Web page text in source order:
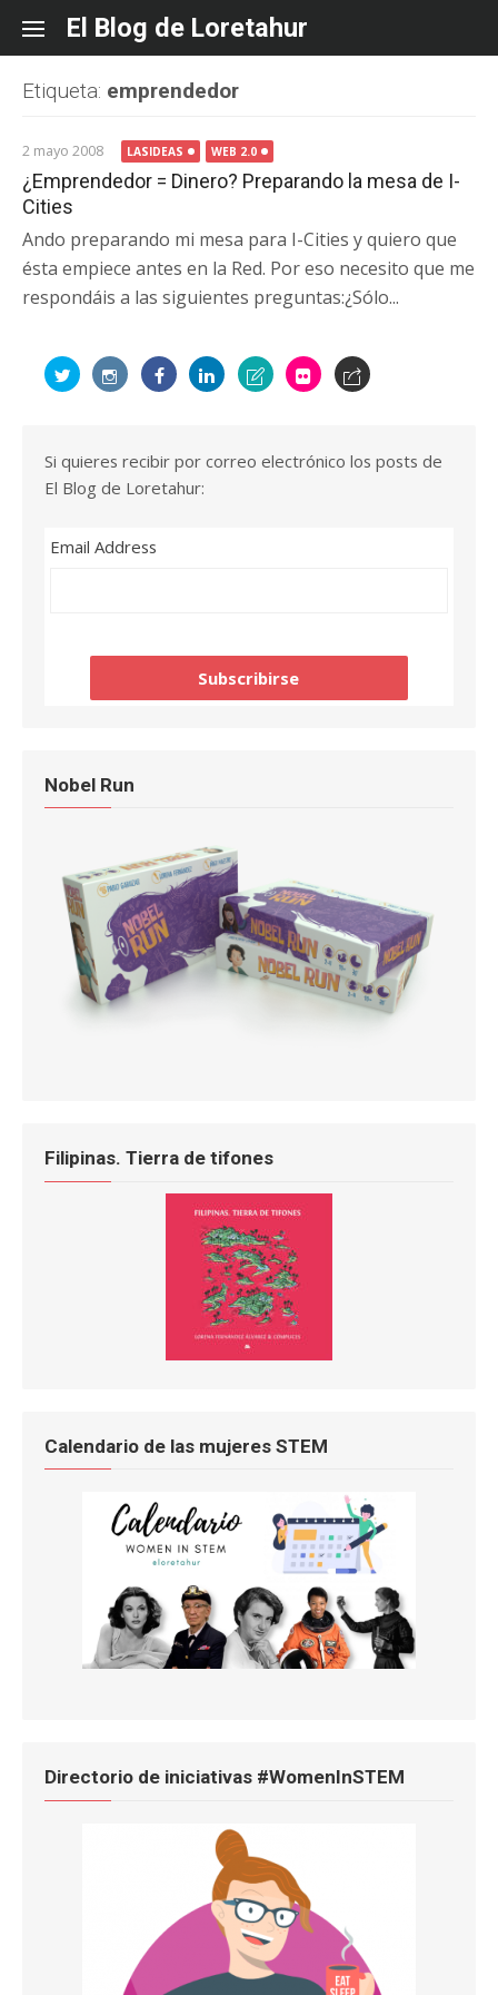
content
El Blog de Loretahur
Etiqueta: emprendedor
2 mayo 2008 LASIDEAS WEB 2.0
¿Emprendedor = Dinero? Preparando la mesa de I-
Cities
Ando preparando mi mesa para I-Cities y quiero que
ésta empiece antes en la Red. Por eso necesito que me
respondáis a las siguientes preguntas:¿Sólo...
Si quieres recibir por correo electrónico los posts de
El Blog de Loretahur:
Email Address
Nobel Run
Filipinas. Tierra de tifones
Calendario de las mujeres STEM
Directorio de iniciativas #WomenInSTEM